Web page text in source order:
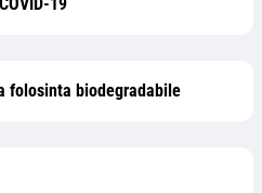
folosinta biodegradabile